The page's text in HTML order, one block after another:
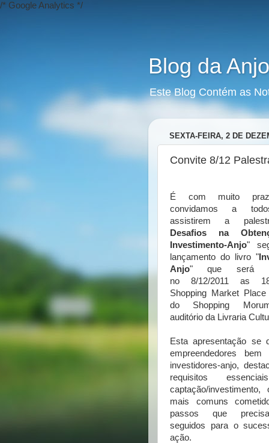
/* Google Analytics */
Blog da
Este Blog Contém as
SEXTA-FEIRA, 2 DE
Convite 8/12
É com muito
convidamos a
assistirem a
Desafios na
Investimento-Anjo"
lançamento do livro "
Anjo" que será
no 8/12/2011 as
Shopping Market
do Shopping
auditório da Livraria
Esta apresentação se
empreendedores
investidores-anjo,
requisitos
captação/
mais comuns
passos que
seguidos para o
ação.